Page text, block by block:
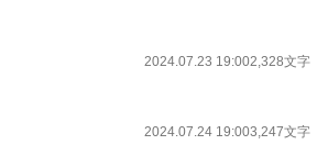
2024.07.23 19:002,328文字
2024.07.24 19:003,247文字